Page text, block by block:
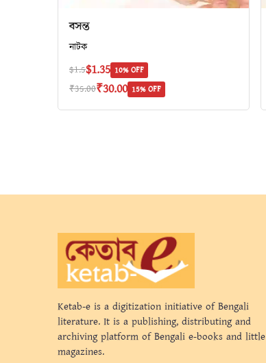
বসন্ত
নাটক
$1.5$1.35 10% OFF
₹35.00₹30.00 15% OFF
Ketab-e is a digitization initiative of Bengali
literature. It is a publishing, distributing and
archiving platform of Bengali e-books and little
magazines.